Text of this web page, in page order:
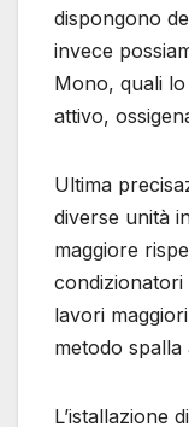
dispongono
invece
Mono, quali
attivo,
Ultima
diverse unità
maggiore
lavori
metodo spalla
L’istallazione